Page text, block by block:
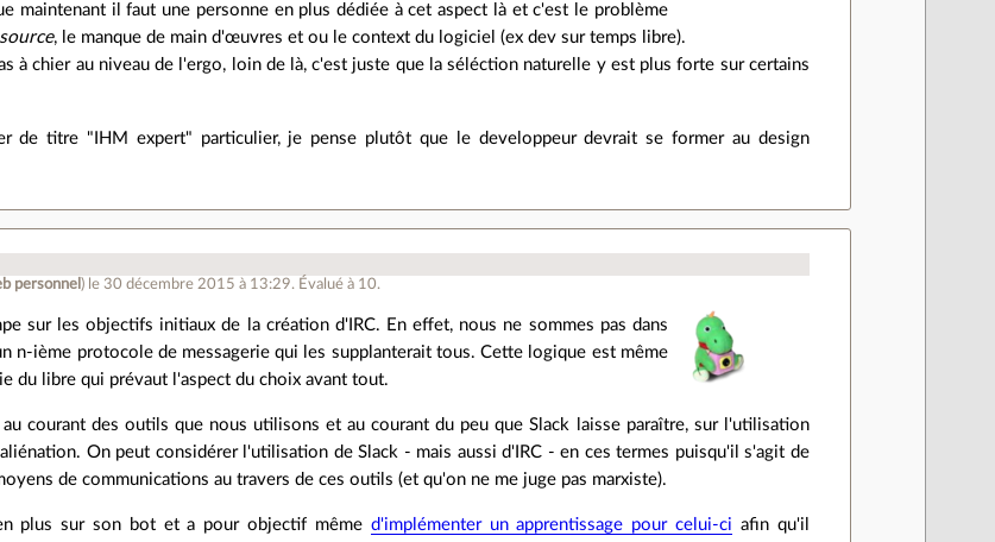
maintenant il faut une personne en plus dédiée à cet aspect là et c'est le problème
, le manque de main d'œuvres et ou le context du logiciel (ex dev sur temps libre).
à chier au niveau de l'ergo, loin de là, c'est juste que la séléction naturelle y est plus forte sur certains
de titre "IHM expert" particulier, je pense plutôt que le developpeur devrait se former au design
personnel ) le 30 décembre 2015 à 13:29. Évalué à 10.
sur les objectifs initiaux de la création d'IRC. En effet, nous ne sommes pas dans
n-ième protocole de messagerie qui les supplanterait tous. Cette logique est même
du libre qui prévaut l'aspect du choix avant tout.
courant des outils que nous utilisons et au courant du peu que Slack laisse paraître, sur l'utilisation
On peut considérer l'utilisation de Slack - mais aussi d'IRC - en ces termes puisqu'il s'agit de
de communications au travers de ces outils (et qu'on ne me juge pas marxiste).
plus sur son bot et a pour objectif même d'implémenter un apprentissage pour celui-ci afin qu'il